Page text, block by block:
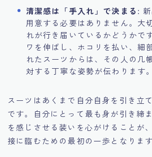
清潔感は「手入れ」で決まる :
用意する必要はありません。大
れが行き届いているかどうかで
ワを伸ばし、ホコリを払い、細
れたスーツからは、その人の几
対する丁寧な姿勢が伝わります。
スーツはあくまで自分自身を引き立
です。自分にとって最も身が引き締
を感じさせる装いを心がけることが
接に臨むための最初の一歩となります